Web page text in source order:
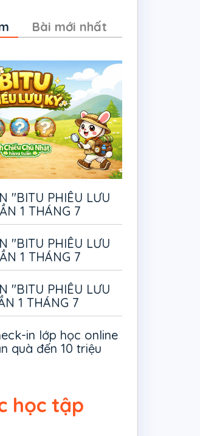
Bài mới nhất
"BITU PHIÊU LƯU
1 THÁNG 7
"BITU PHIÊU LƯU
1 THÁNG 7
"BITU PHIÊU LƯU
1 THÁNG 7
in lớp học online
quà đến 10 triệu
học tập